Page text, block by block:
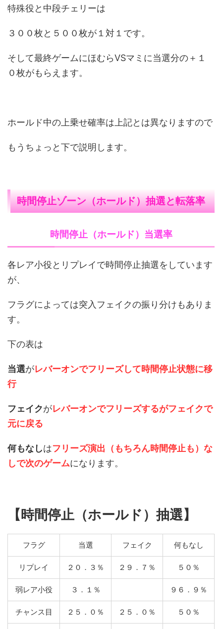
特殊役と中段チェリーは
３００枚と５００枚が１対１です。
そして最終ゲームにほむらVSマミに当選分の＋１
０枚がもらえます。
ホールド中の上乗せ確率は上記とは異なりますので
もうちょっと下で説明します。
時間停止ゾーン（ホールド）抽選と転落率
時間停止（ホールド）当選率
各レア小役とリプレイで時間停止抽選をしています
が、
フラグによっては突入フェイクの振り分けもありま
す。
下の表は
当選がレバーオンでフリーズして時間停止状態に移
行
フェイクがレバーオンでフリーズするがフェイクで
元に戻る
何もなしはフリーズ演出（もちろん時間停止も）な
しで次のゲームになります。
【時間停止（ホールド）抽選】
フラグ 当選 フェイク 何もなし
リプレイ ２０．３％ ２９．７％ ５０％
弱レア小役 ３．１％ ９６．９％
チャンス目 ２５．０％ ２５．０％ ５０％